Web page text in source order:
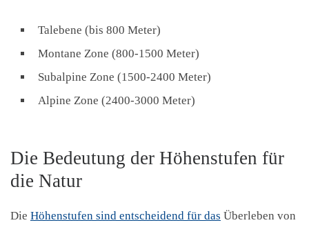
Talebene (bis 800 Meter)
Montane Zone (800-1500 Meter)
Subalpine Zone (1500-2400 Meter)
Alpine Zone (2400-3000 Meter)
Die Bedeutung der Höhenstufen für
die Natur
Die Höhenstufen sind entscheidend für das Überleben von